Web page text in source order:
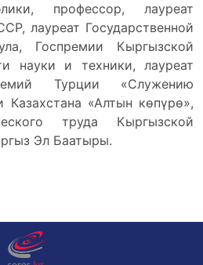
профессор, лауреат
лауреат Государственной
Госпремии Кыргызской
науки и техники, лауреат
Турции «Служению
«Алтын көпүрө»,
труда Кыргызской
Эл Баатыры.